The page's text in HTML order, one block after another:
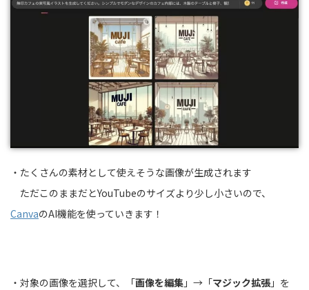
・たくさんの素材として使えそうな画像が生成されます
ただこのままだとYouTubeのサイズより少し小さいので、
CanvaのAI機能を使っていきます！
・対象の画像を選択して、「画像を編集 」→「マジック拡張 」を